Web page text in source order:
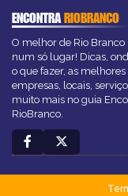
ENCONTRARIOBRANCO
O melhor de Rio Branco
num só lugar! Dicas,
o que fazer, as melhores
empresas, locais,
muito mais no guia
RioBranco.